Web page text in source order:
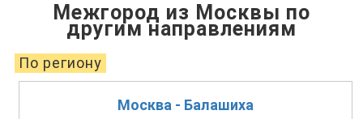
Межгород из Москвы по
другим направлениям
По региону
Москва - Балашиха